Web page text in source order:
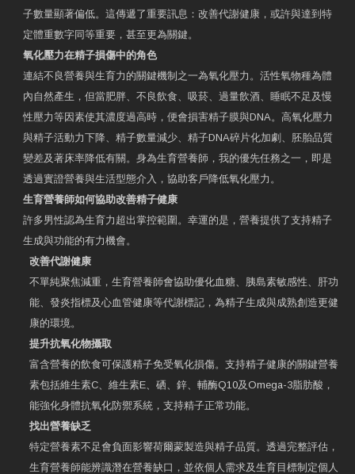
子數量顯著偏低。這傳遞了重要訊息：改善代謝健康，或許與達到特
定體重數字同等重要，甚至更為關鍵。
氧化壓力在精子損傷中的角色
連結不良營養與生育力的關鍵機制之一為氧化壓力。活性氧物種為體
內自然產生，但當肥胖、不良飲食、吸菸、過量飲酒、睡眠不足及慢
性壓力等因素使其濃度過高時，便會損害精子膜與DNA。高氧化壓力
與精子活動力下降、精子數量減少、精子DNA碎片化加劇、胚胎品質
變差及著床率降低有關。身為生育營養師，我的優先任務之一，即是
透過實證營養與生活型態介入，協助客戶降低氧化壓力。
生育營養師如何協助改善精子健康
許多男性認為生育力超出掌控範圍。幸運的是，營養提供了支持精子
生成與功能的有力機會。
改善代謝健康
不單純聚焦減重，生育營養師會協助優化血糖、胰島素敏感性、肝功
能、發炎指標及心血管健康等代謝標記，為精子生成與成熟創造更健
康的環境。
提升抗氧化物攝取
富含營養的飲食可保護精子免受氧化損傷。支持精子健康的關鍵營養
素包括維生素C、維生素E、硒、鋅、輔酶Q10及Omega-3脂肪酸，
能強化身體抗氧化防禦系統，支持精子正常功能。
找出營養缺乏
特定營養素不足會負面影響荷爾蒙製造與精子品質。透過完整評估，
生育營養師能辨識潛在營養缺口，並依個人需求及生育目標制定個人